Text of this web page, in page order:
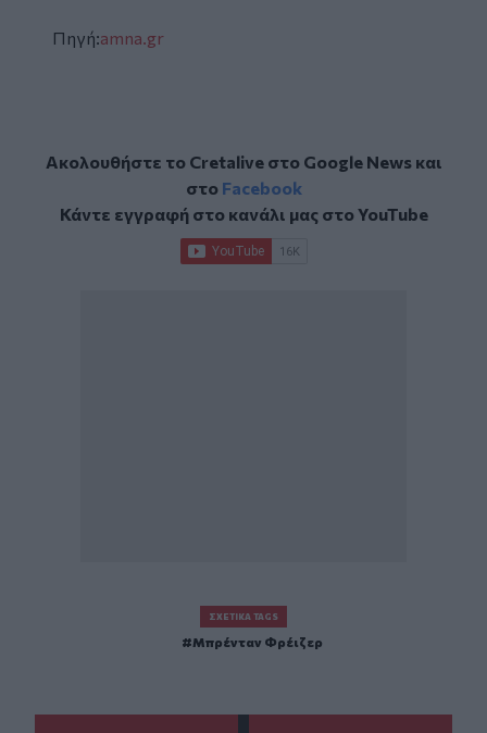
Πηγή:amna.gr
Ακολουθήστε το Cretalive στο Google Newsκαι
στο Facebook
Κάντε εγγραφή στο κανάλι μας στοYouTube
ΣΧΕΤΙΚΆ TAGS
Μπρένταν Φρέιζερ